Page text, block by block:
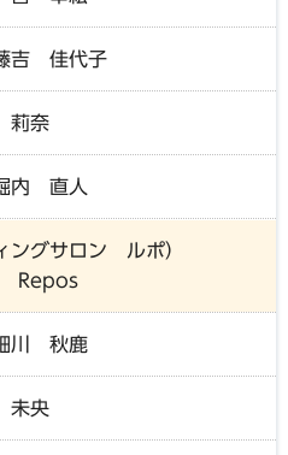
吉 佳代子
莉奈
内 直人
ングサロン ルポ）
Repos
川 秋鹿
未央